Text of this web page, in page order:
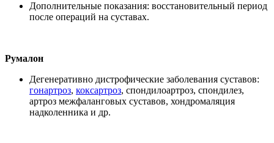
Дополнительные показания: восстановительный период
после операций на суставах.
Румалон
Дегенеративно дистрофические заболевания суставов:
гонартроз, коксартроз, спондилоартроз, спондилез,
артроз межфаланговых суставов, хондромаляция
надколенника и др.